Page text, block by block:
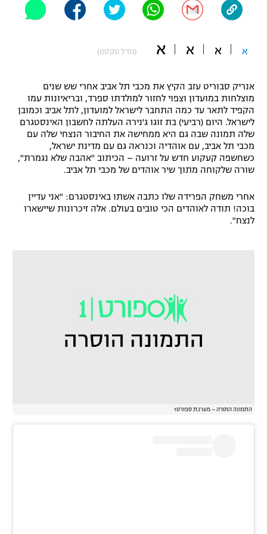
"מחצית בשכונה" – פודקאסט
משתתפים וזוכים בפרסים
תקנון משתתפים וזוכים בפרסים
תקנון עבור פעילות אלקטרה
תקנון עבור פעילות ספורט 1 – "מרלן"
טניס
גיימינג E-Sports
מדיניות פרטיות
הצטרפות לחבילת הערוצים
לוח דרושים – ג'ובנט
ספורט מוטורי
כדורמים
פוטבול אמריקאי NFL
בייסבול MLB
ספורט אתגרי ואקסטרים
אומנויות לחימה
גיימינג E-Sports
א א א א (גודל טקסט)
אנריק סבוריט עזב הקיץ את מכבי תל אביב אחרי שש שנים
מוצלחות במועדון וצפוי לחזור למולדתו ספרד, ובריאיונות עמו
הקפיד לתאר עד כמה התחבר לישראל למועדון, לתל אביב וכמובן
לישראל. היום (רביעי) בת זוגו ג'נירה העלתה לחשבון האינסטגרם
שלה תמונה שבה גם היא ממחישה את החיבור הנצחי שלה עם
מכבי תל אביב, עם אוהדיה וכנראה גם עם מדינת ישראל,
כשחשפה קעקוע חדש על זרועה – הכיתוב "אהבה שלא נגמרת",
שורה שלקוחה מתוך שיר אוהדים של מכבי תל אביב.
אחרי משחק הפרידה שלו כתבה אשתו באינסטגרם: "אני עדיין
בוכה! תודה לאוהדים הכי טובים בעולם. אלה זיכרונות שיישארו
לנצח".
התמונה הוסרה – מערכת ספורט1